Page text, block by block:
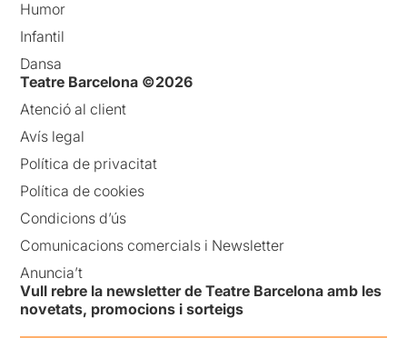
Humor
Infantil
Dansa
Teatre Barcelona ©2026
Atenció al client
Avís legal
Política de privacitat
Política de cookies
Condicions d’ús
Comunicacions comercials i Newsletter
Anuncia’t
Vull rebre la newsletter de Teatre Barcelona amb les
novetats, promocions i sorteigs